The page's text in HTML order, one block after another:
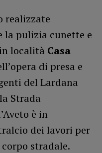
realizzate
la pulizia cunette e
località Casa
di presa e
del Lardana
Strada
è in
dei lavori per
stradale.